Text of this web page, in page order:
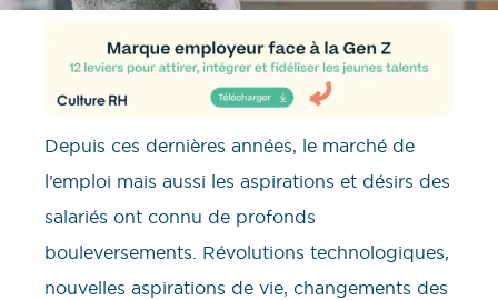
Depuis ces dernières années, le marché de
l’emploi mais aussi les aspirations et désirs des
salariés ont connu de profonds
bouleversements. Révolutions technologiques,
nouvelles aspirations de vie, changements des